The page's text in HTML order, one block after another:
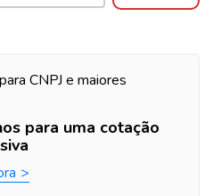
CNPJ e maiores
para uma cotação